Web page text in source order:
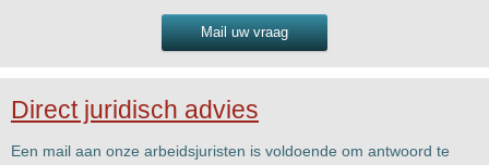
Mail uw vraag
Direct juridisch advies
Een mail aan onze arbeidsjuristen is voldoende om antwoord te